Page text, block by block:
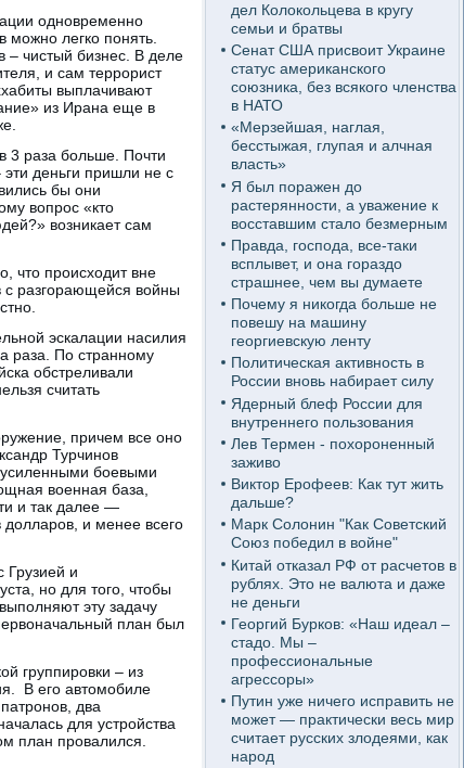
одновременно
можно легко понять.
– чистый бизнес. В деле
и сам террорист
выплачивают
из Ирана еще в
3 раза больше. Почти
деньги пришли не с
бы они
вопрос «кто
возникает сам
что происходит вне
с разгорающейся войны
эскалации насилия
раза. По странному
обстреливали
считать
причем все оно
Турчинов
боевыми
военная база,
и так далее —
долларов, и менее всего
Грузией и
но для того, чтобы
эту задачу
план был
группировки – из
В его автомобиле
два
для устройства
план провалился.
дел Колокольцева в кругу
семьи и братвы
Сенат США присвоит Украине
статус американского
союзника, без всякого членства
в НАТО
«Мерзейшая, наглая,
бесстыжая, глупая и алчная
власть»
Я был поражен до
растерянности, а уважение к
восставшим стало безмерным
Правда, господа, все-таки
всплывет, и она гораздо
страшнее, чем вы думаете
Почему я никогда больше не
повешу на машину
георгиевскую ленту
Политическая активность в
России вновь набирает силу
Ядерный блеф России для
внутреннего пользования
Лев Термен - похороненный
заживо
Виктор Ерофеев: Как тут жить
дальше?
Марк Солонин "Как Советский
Союз победил в войне"
Китай отказал РФ от расчетов в
рублях. Это не валюта и даже
не деньги
Георгий Бурков: «Наш идеал –
стадо. Мы –
профессиональные
агрессоры»
Путин уже ничего исправить не
может — практически весь мир
считает русских злодеями, как
народ